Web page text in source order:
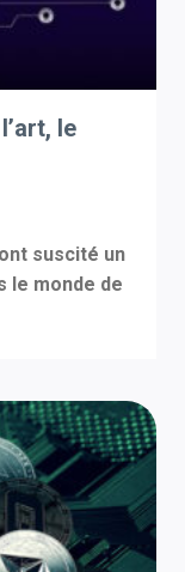
le
suscité un
le monde de